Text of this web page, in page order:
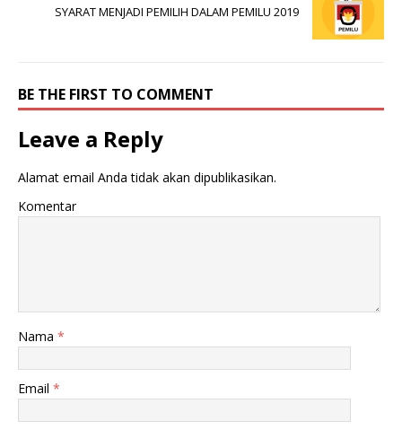
SYARAT MENJADI PEMILIH DALAM PEMILU 2019
BE THE FIRST TO COMMENT
Leave a Reply
Alamat email Anda tidak akan dipublikasikan.
Komentar
Nama *
Email *